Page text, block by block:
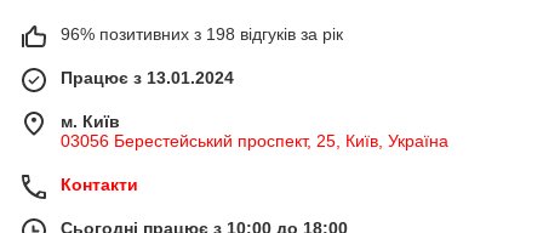
96% позитивних з 198 відгуків за рік
Працює з 13.01.2024
м. Київ
03056 Берестейський проспект, 25, Київ, Україна
Контакти
Сьогодні працює з 10:00 до 18:00